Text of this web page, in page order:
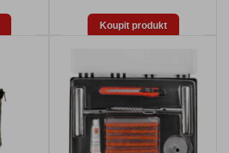
Koupit produkt